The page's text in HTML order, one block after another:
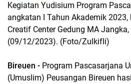
Kegiatan Yudisium Program
angkatan I Tahun Akademik 2023,
Creatif Center Gedung MA
(09/12/2023). (Foto/Zulkifli)
Bireuen - Program Pascasarjana
(Umuslim) Peusangan Bireuen